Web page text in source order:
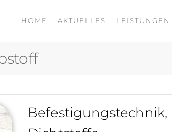
HOME AKTUELLES
Befestigungstechnik,